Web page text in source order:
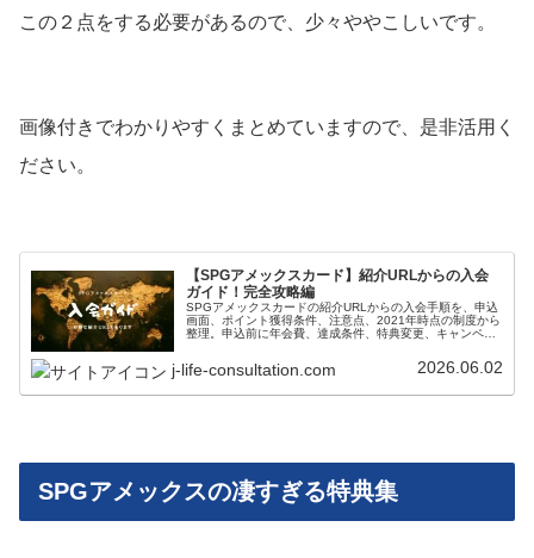
この２点をする必要があるので、少々ややこしいです。
画像付きでわかりやすくまとめていますので、是非活用く
ださい。
【SPGアメックスカード】紹介URLからの入会
ガイド！完全攻略編
SPGアメックスカードの紹介URLからの入会手順を、申込
画面、ポイント獲得条件、注意点、2021年時点の制度から
整理。申込前に年会費、達成条件、特典変更、キャンペー
j-life-consultation.com 2026.06.02
SPGアメックスの凄すぎる特典集